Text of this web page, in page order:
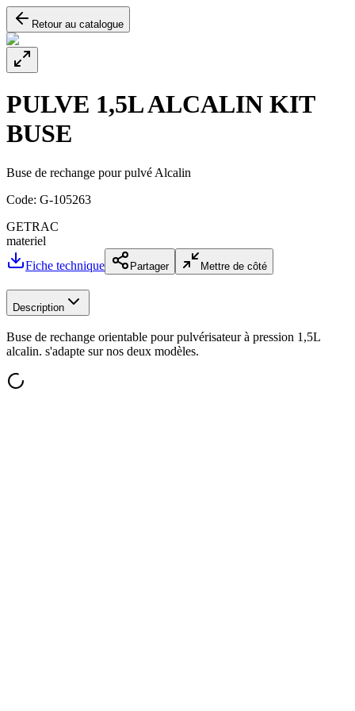
Retour au catalogue
PULVE 1,5L ALCALIN KIT
BUSE
Buse de rechange pour pulvé Alcalin
Code: G-105263
GETRAC
materiel
Fiche technique
Partager Mettre de côté
Description
Buse de rechange orientable pour pulvérisateur à pression 1,5L
alcalin. s'adapte sur nos deux modèles.